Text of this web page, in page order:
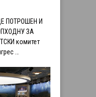
ПОТРОШЕН И
ЗА
комитет
…